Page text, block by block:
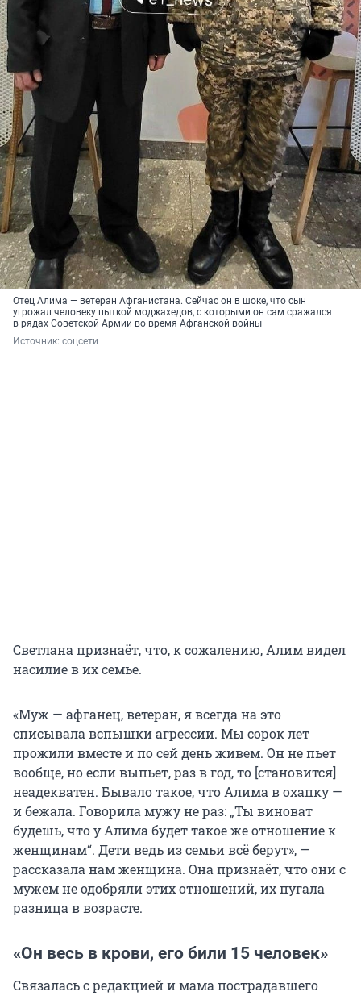
Отец Алима — ветеран Афганистана. Сейчас он в шоке, что сын
угрожал человеку пыткой моджахедов, с которыми он сам сражался
в рядах Советской Армии во время Афганской войны
Источник: соцсети
Светлана признаёт, что, к сожалению, Алим видел
насилие в их семье.
«Муж — афганец, ветеран, я всегда на это
списывала вспышки агрессии. Мы сорок лет
прожили вместе и по сей день живем. Он не пьет
вообще, но если выпьет, раз в год, то [становится]
неадекватен. Бывало такое, что Алима в охапку —
и бежала. Говорила мужу не раз: „Ты виноват
будешь, что у Алима будет такое же отношение к
женщинам“. Дети ведь из семьи всё берут», —
рассказала нам женщина. Она признаёт, что они с
мужем не одобряли этих отношений, их пугала
разница в возрасте.
«Он весь в крови, его били 15 человек»
Связалась с редакцией и мама пострадавшего